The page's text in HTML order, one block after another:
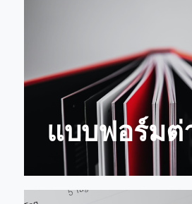
แบบฟอร์มต่